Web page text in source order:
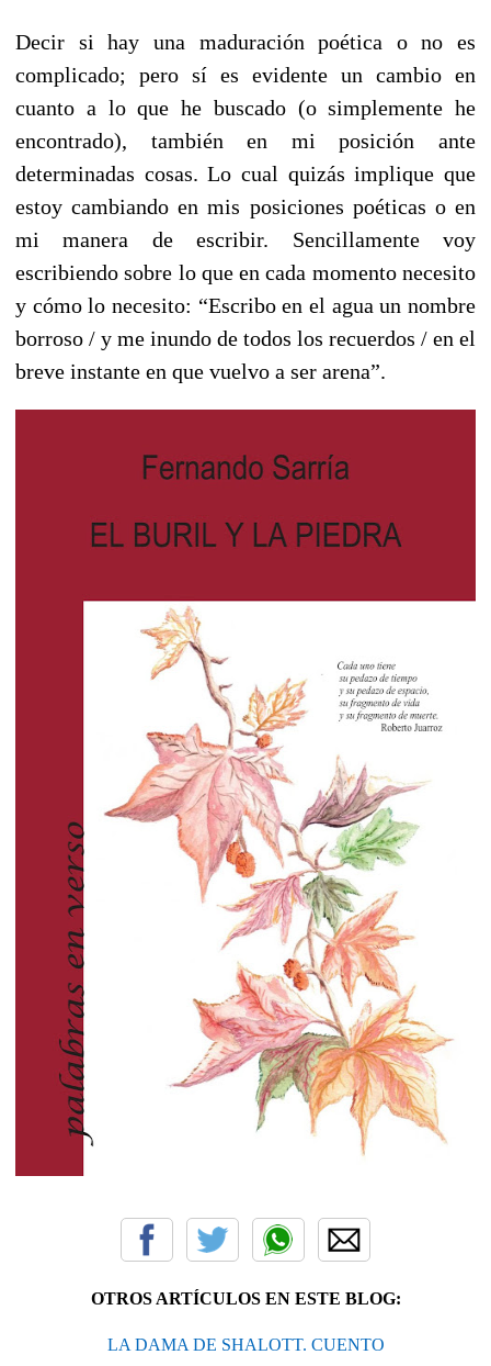
Decir si hay una maduración poética o no es
complicado; pero sí es evidente un cambio en
cuanto a lo que he buscado (o simplemente he
encontrado), también en mi posición ante
determinadas cosas. Lo cual quizás implique que
estoy cambiando en mis posiciones poéticas o en
mi manera de escribir. Sencillamente voy
escribiendo sobre lo que en cada momento necesito
y cómo lo necesito: “Escribo en el agua un nombre
borroso / y me inundo de todos los recuerdos / en el
breve instante en que vuelvo a ser arena”.
OTROS ARTÍCULOS EN ESTE BLOG:
LA DAMA DE SHALOTT. CUENTO